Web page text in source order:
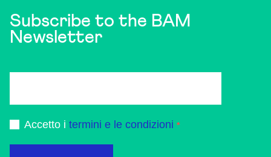
Subscribe to the BAM
Newsletter
Accetto i termini e le condizioni